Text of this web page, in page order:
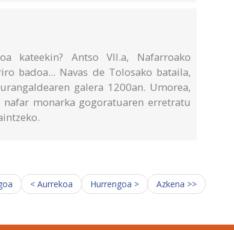
kateekin? Antso VII.a, Nafarroako
badoa... Navas de Tolosako bataila,
galera 1200an. Umorea,
monarka gogoratuaren erretratu
< Aurrekoa Hurrengoa > Azkena >>